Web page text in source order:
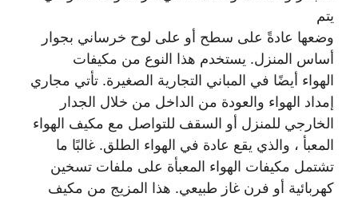
يتم
وضعها عادةً على سطح أو على لوح خرساني بجوار
أساس المنزل. يستخدم هذا النوع من مكيفات
الهواء أيضًا في المباني التجارية الصغيرة. تأتي مجاري
إمداد الهواء والعودة من الداخل من خلال الجدار
الخارجي للمنزل أو السقف للتواصل مع مكيف الهواء
المعبأ ، والذي يقع عادة في الهواء الطلق. غالبًا ما
تشتمل مكيفات الهواء المعبأة على ملفات تسخين
كهربائية أو فرن غاز طبيعي. هذا المزيج من مكيف